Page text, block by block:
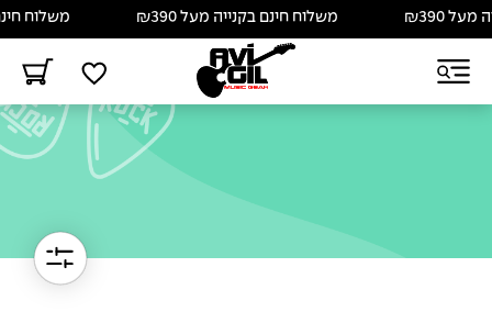
משלוח חינם בקנייה מעל ₪390 משלוח חינם בקנייה